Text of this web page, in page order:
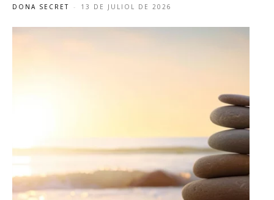
DONA SECRET - 13 DE JULIOL DE 2026